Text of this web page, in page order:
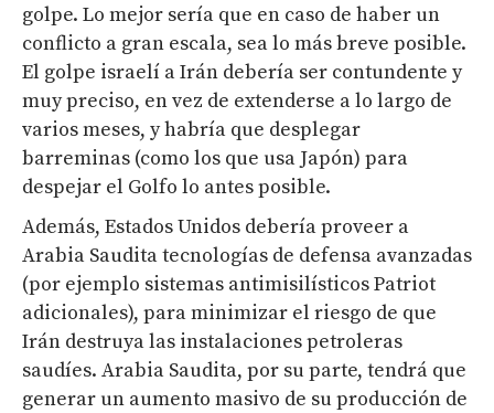
golpe. Lo mejor sería que en caso de haber un
conflicto a gran escala, sea lo más breve posible.
El golpe israelí a Irán debería ser contundente y
muy preciso, en vez de extenderse a lo largo de
varios meses, y habría que desplegar
barreminas (como los que usa Japón) para
despejar el Golfo lo antes posible.
Además, Estados Unidos debería proveer a
Arabia Saudita tecnologías de defensa avanzadas
(por ejemplo sistemas antimisilísticos Patriot
adicionales), para minimizar el riesgo de que
Irán destruya las instalaciones petroleras
saudíes. Arabia Saudita, por su parte, tendrá que
generar un aumento masivo de su producción de